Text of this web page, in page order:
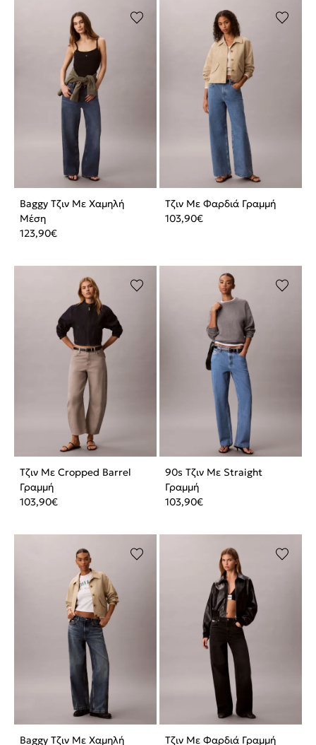
Baggy Τζιν Με Χαμηλή
Μέση
123,90€
Τζιν Με Φαρδιά Γραμμή
103,90€
Τζιν Με Cropped Barrel
Γραμμή
103,90€
90s Τζιν Με Straight
Γραμμή
103,90€
Baggy Τζιν Με Χαμηλή Τζιν Με Φαρδιά Γραμμή